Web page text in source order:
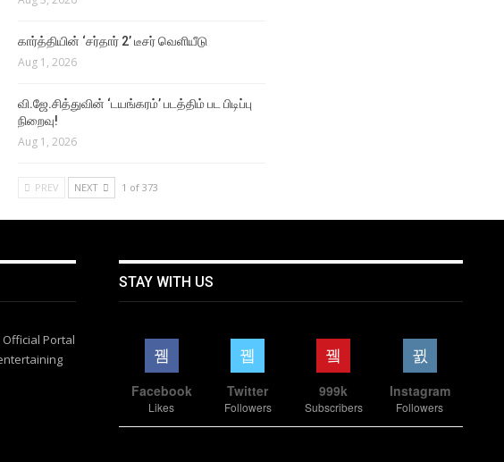
கார்த்தியின் ‘சர்தார் 2’ டீசர் வெளியீடு
Aug 1, 2026
வி.ஜே.சித்துவின் ‘டயங்கரம்’ படத்திம் பட பிடிப்பு
நிறைவு!
Aug 1, 2026
PREV NEXT 1 of 373
Portal
STAY WITH US
Facebook
Likes
Twitter
Followers
999k
Subscribers
Instagram
Followers